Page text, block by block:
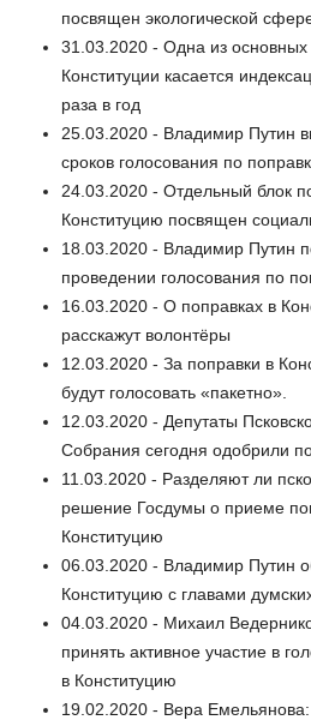
посвящен экологической
31.03.2020 - Одна из основных
Конституции касается
раза в год
25.03.2020 - Владимир Путин
сроков голосования по
24.03.2020 - Отдельный блок
Конституцию посвящен
18.03.2020 - Владимир Путин
проведении голосования по
16.03.2020 - О поправках в
расскажут волонтёры
12.03.2020 - За поправки в
будут голосовать «пакетно».
12.03.2020 - Депутаты
Собрания сегодня одобрили
11.03.2020 - Разделяют ли
решение Госдумы о приеме
Конституцию
06.03.2020 - Владимир Путин
Конституцию с главами
04.03.2020 - Михаил
принять активное участие в
в Конституцию
19.02.2020 - Вера Емельянова: